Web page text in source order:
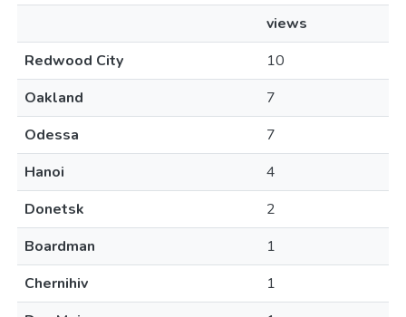
views
Redwood City
10
Oakland
7
Odessa
7
Hanoi
4
Donetsk
2
Boardman
1
Chernihiv
1